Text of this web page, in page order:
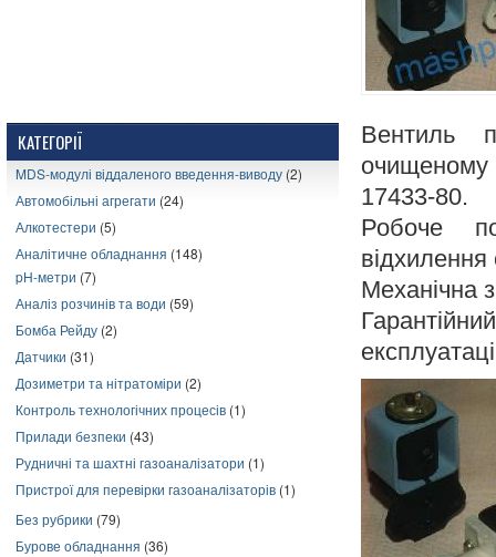
КАТЕГОРІЇ
MDS-модулі віддаленого введення-виводу (2)
Автомобільні агрегати (24)
Алкотестери (5)
Аналітичне обладнання (148)
pH-метри (7)
Аналіз розчинів та води (59)
Бомба Рейду (2)
Датчики (31)
Дозиметри та нітратоміри (2)
Контроль технологічних процесів (1)
Прилади безпеки (43)
Рудничні та шахтні газоаналізатори (1)
Пристрої для перевірки газоаналізаторів (1)
Без рубрики (79)
Бурове обладнання (36)
Вентиль
очищеному
17433-80.
Робоче
відхилення
Механічна